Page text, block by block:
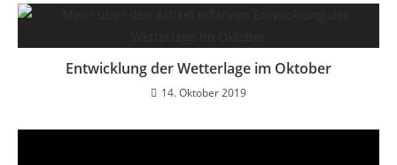
Entwicklung der Wetterlage im Oktober​
14. Oktober 2019